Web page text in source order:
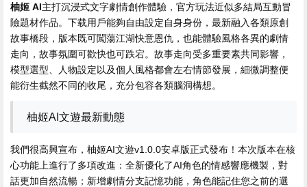
柚姬 AI主打沉浸式文字劇情創作體驗，官方玩法近似多結局互動冒
險題材作品。下载用戶能夠自由設定自身身份，最新融入各類原創
故事橋段，版本既可闖蕩江湖快意恩仇，也能體驗風格各異的劇情
走向，故事氛圍可歡快也可跌宕。故事走向受多重要素共同影響，
模型選型、人物設定以及個人風格都會左右情節發展，細微調整便
能衍生截然不同的收尾，充分包容各類腦洞構想。
柚姬AI文遊最新動態
我們很高興宣布，柚姬AI文遊v1.0.0安卓版正式發布！本次版本在核
心功能上進行了多項改進：全新優化了AI角色的情感響應機製，對
話更加自然流暢；新增劇情分支記憶功能，角色能記住您之前的選